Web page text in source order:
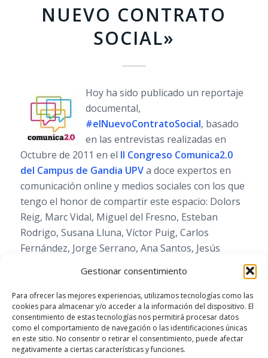
Gestionar consentimiento
Para ofrecer las mejores experiencias, utilizamos tecnologías como las
cookies para almacenar y/o acceder a la información del dispositivo. El
consentimiento de estas tecnologías nos permitirá procesar datos
como el comportamiento de navegación o las identificaciones únicas
en este sitio. No consentir o retirar el consentimiento, puede afectar
negativamente a ciertas características y funciones.
NUEVO CONTRATO
SOCIAL»
Hoy ha sido publicado un reportaje
documental,
#elNuevoContratoSocial, basado
en las entrevistas realizadas en
Octubre de 2011 en el II Congreso Comunica2.0
del Campus de Gandia UPVa doce expertos en
comunicación online y medios sociales con los que
tengo el honor de compartir este espacio: Dolors
Reig, Marc Vidal, Miguel del Fresno, Esteban
Rodrigo, Susana Lluna, Víctor Puig, Carlos
Fernández, Jorge Serrano, Ana Santos, Jesús
Leer más